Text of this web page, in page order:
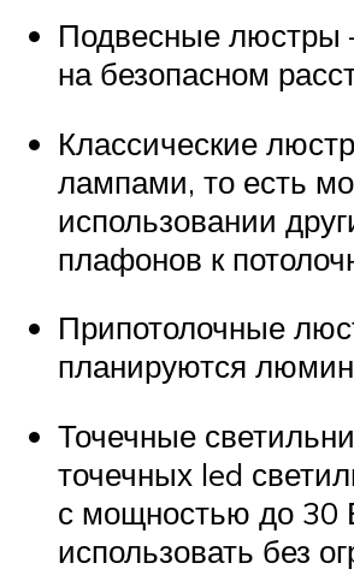
Подвесные люстры
на безопасном
Классические
лампами, то есть
использовании
плафонов к
Припотолочные
планируются
Точечные
точечных led
с мощностью до 30
использовать без